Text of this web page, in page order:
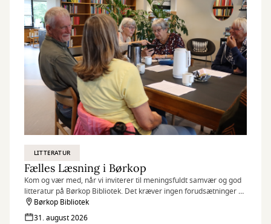
LITTERATUR
Fælles Læsning i Børkop
Kom og vær med, når vi inviterer til meningsfuldt samvær og god
litteratur på Børkop Bibliotek. Det kræver ingen forudsætninger at
være med til Fælles Læsning - kun at du har lyst til at møde andre
og tale sammen.
Børkop Bibliotek
31. august 2026